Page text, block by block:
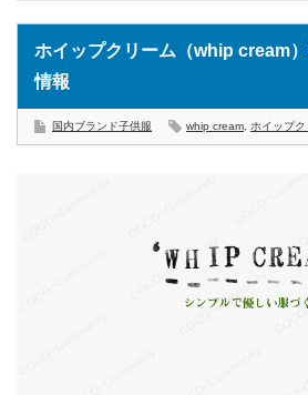
ホイップクリーム（whip cream
情報
国内ブランド子供服 whip cream ホイップク